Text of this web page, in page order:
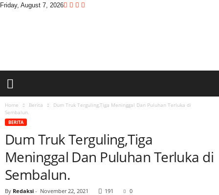
Friday, August 7, 2026
w
Home Berita
Dum Truk Terguling,Tiga Meninggal Dan Puluhan Terluka di
Sembalun.
BERITA
Dum Truk Terguling,Tiga
Meninggal Dan Puluhan Terluka di
Sembalun.
By Redaksi - November 22, 2021 191 0